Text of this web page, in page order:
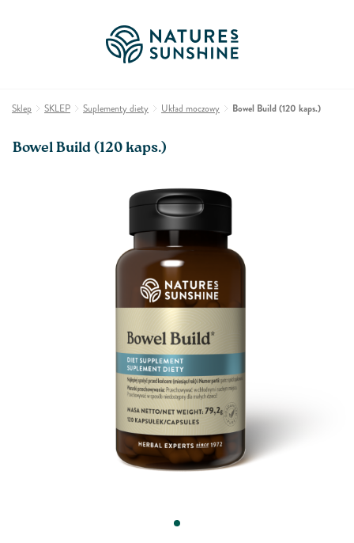
Sklep SKLEP Suplementy diety Układ moczowy Bowel Build (120 kaps.)
Bowel Build (120 kaps.)